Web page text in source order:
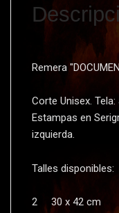
Remera
Corte Unisex.
Estampas en
izquierda.
Talles disponibles:
2 30 x 42 cm